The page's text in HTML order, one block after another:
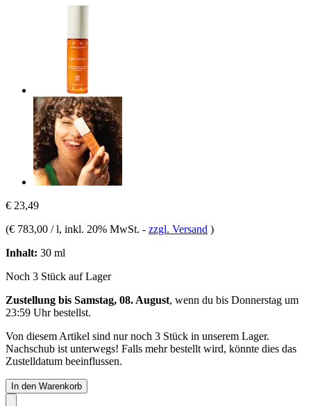
€ 23,49
(€ 783,00 / l, inkl. 20% MwSt. - zzgl. Versand )
Inhalt: 30 ml
Noch 3 Stück auf Lager
Zustellung bis Samstag, 08. August, wenn du bis Donnerstag um
23:59 Uhrbestellst.
Von diesem Artikel sind nur noch 3 Stück in unserem Lager.
Nachschub ist unterwegs! Falls mehr bestellt wird, könnte dies das
Zustelldatum beeinflussen.
In den Warenkorb